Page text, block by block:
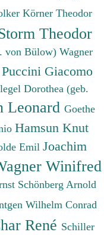
Körner Theodor
Theodor
von Bülow) Wagner
Puccini Giacomo
Dorothea (geb.
Leonard Goethe
Hamsun Knut
Emil Joachim
Winifred
Schönberg Arnold
Wilhelm Conrad
René Schiller